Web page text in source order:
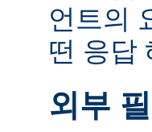
언트의
떤 응답
외부